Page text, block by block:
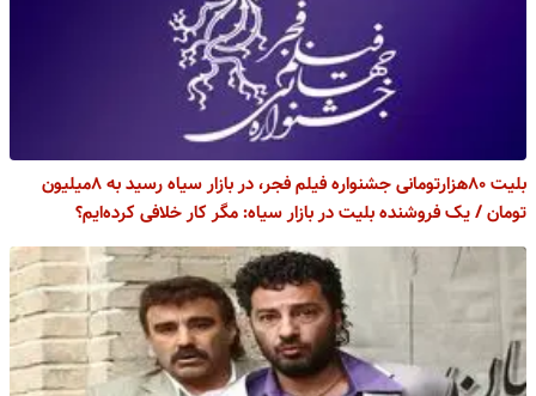
بلیت ۸۰هزارتومانی جشنواره فیلم فجر، در بازار سیاه رسید به ۸میلیون
/ یک فروشنده بلیت در بازار سیاه: مگر کار خلافی کرده‌ایم؟